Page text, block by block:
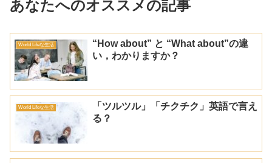
あなたへのオススメの記事
World Lifeな生活
“How about” と “What about”の違
い，わかりますか？
World Lifeな生活
「ツルツル」「チクチク」英語で言え
る？